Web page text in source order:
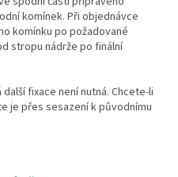
komínek. Při objednávce
komínku po požadované
stropu nádrže po finální
fixace není nutná. Chcete-li
je přes sesazení k původnímu